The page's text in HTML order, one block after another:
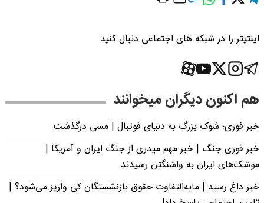
اینتیتر را در شبکه های اجتماعی دنبال کنید
هم اکنون دیگران میخوانند
خبر فوری؛‌ شوک بزرگ به دنیای فوتبال | مسی درگذشت
خبر فوری جنگ | خبر مهم میدری از جنگ ایران و آمریکا |
موشک‌های ایران به واشنگتن رسیدند
خبر داغ رسید | مابه‌التفاوت حقوق بازنشستگان کی واریز می‌شود؟ |